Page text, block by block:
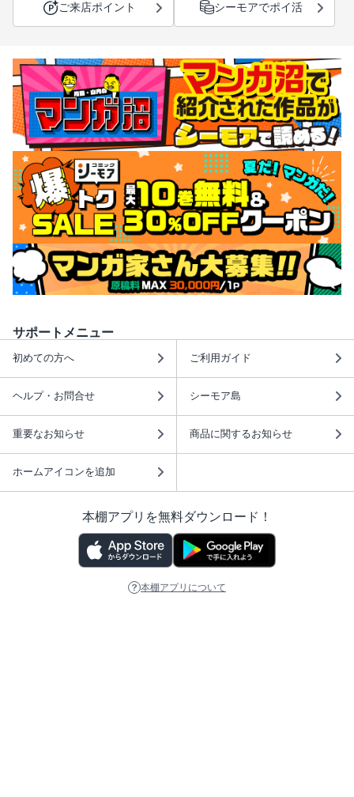
ご来店ポイント シーモアでポイ活
サポートメニュー
初めての方へ ご利用ガイド
ヘルプ・お問合せ シーモア島
重要なお知らせ 商品に関するお知らせ
ホームアイコンを追加
本棚アプリを無料ダウンロード！
本棚アプリについて